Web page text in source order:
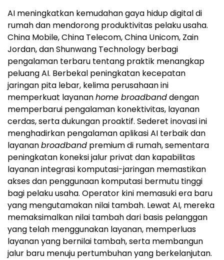
AI meningkatkan kemudahan gaya hidup digital di
rumah dan mendorong produktivitas pelaku usaha.
China Mobile, China Telecom, China Unicom, Zain
Jordan, dan Shunwang Technology berbagi
pengalaman terbaru tentang praktik menangkap
peluang AI. Berbekal peningkatan kecepatan
jaringan pita lebar, kelima perusahaan ini
memperkuat layananhome broadbanddengan
memperbarui pengalaman konektivitas, layanan
cerdas, serta dukungan proaktif. Sederet inovasi ini
menghadirkan pengalaman aplikasi AI terbaik dan
layananbroadband premium di rumah, sementara
peningkatan koneksi jalur privat dan kapabilitas
layanan integrasi komputasi-jaringan memastikan
akses dan penggunaan komputasi bermutu tinggi
bagi pelaku usaha. Operator kini memasuki era baru
yang mengutamakan nilai tambah. Lewat AI, mereka
memaksimalkan nilai tambah dari basis pelanggan
yang telah menggunakan layanan, memperluas
layanan yang bernilai tambah, serta membangun
jalur baru menuju pertumbuhan yang berkelanjutan.